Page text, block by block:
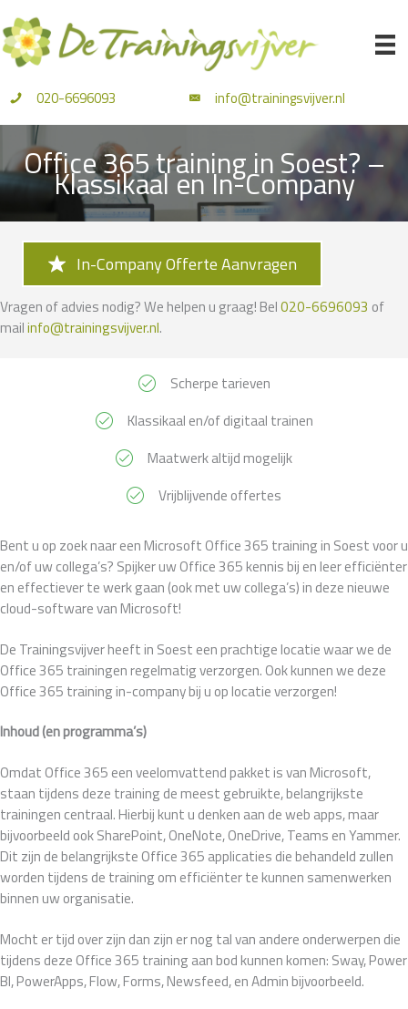
naar
de
inhoud
020-6696093 info@trainingsvijver.nl
Office 365 training in Soest? –
Klassikaal en In-Company
In-Company Offerte Aanvragen
Vragen of advies nodig? We helpen u graag! Bel020-6696093 of
mailinfo@trainingsvijver.nl.
Scherpe tarieven
Klassikaal en/of digitaal trainen
Maatwerk altijd mogelijk
Vrijblijvende offertes
Bent u op zoek naar een Microsoft Office 365 training in Soest voor u
en/of uw collega’s? Spijker uw Office 365 kennis bij en leer efficiënter
en effectiever te werk gaan (ook met uw collega’s) in deze nieuwe
cloud-software van Microsoft!
De Trainingsvijver heeft in Soest een prachtige locatie waar we de
Office 365 trainingen regelmatig verzorgen. Ook kunnen we deze
Office 365 training in-company bij u op locatie verzorgen!
Inhoud (en programma’s)
Omdat Office 365 een veelomvattend pakket is van Microsoft,
staan tijdens deze training de meest gebruikte, belangrijkste
trainingen centraal. Hierbij kunt u denken aan de web apps, maar
bijvoorbeeld ook SharePoint, OneNote, OneDrive, Teams en Yammer.
Dit zijn de belangrijkste Office 365 applicaties die behandeld zullen
worden tijdens de training om efficiënter te kunnen samenwerken
binnen uw organisatie.
Mocht er tijd over zijn dan zijn er nog tal van andere onderwerpen die
tijdens deze Office 365 training aan bod kunnen komen: Sway, Power
BI, PowerApps, Flow, Forms, Newsfeed, en Admin bijvoorbeeld.